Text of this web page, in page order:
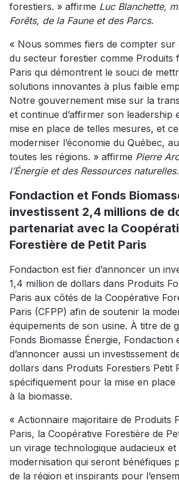
forestiers. » affirme Luc Blanchette,
Forêts, de la Faune et des Parcs.
« Nous sommes fiers de compter sur
du secteur forestier comme Produits
Paris qui démontrent le souci de
solutions innovantes à plus faible
Notre gouvernement mise sur la
et continue d’affirmer son leadership
mise en place de telles mesures, et
moderniser l’économie du Québec,
toutes les régions. » affirme Pierre
l’Énergie et des Ressources naturelles.
Fondaction et Fonds
investissent 2,4 millions de
partenariat avec la
Forestière de Petit Paris
Fondaction est fier d’annoncer un
1,4 million de dollars dans Produits
Paris aux côtés de la Coopérative
Paris (CFPP) afin de soutenir la
équipements de son usine. À titre de
Fonds Biomasse Énergie, Fondaction
d’annoncer aussi un investissement
dollars dans Produits Forestiers Petit
spécifiquement pour la mise en place
à la biomasse.
« Actionnaire majoritaire de Produits
Paris, la Coopérative Forestière de
un virage technologique audacieux et
modernisation qui seront bénéfiques
de la région et inspirants pour